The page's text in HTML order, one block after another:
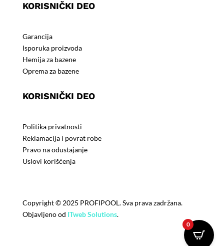
KORISNIČKI DEO
Garancija
Isporuka proizvoda
Hemija za bazene
Oprema za bazene
KORISNIČKI DEO
Politika privatnosti
Reklamacija i povrat robe
Pravo na odustajanje
Uslovi korišćenja
Copyright © 2025 PROFIPOOL. Sva prava zadržana.
Objavljeno od ITweb Solutions.
0